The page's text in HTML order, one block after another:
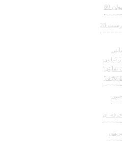
جوهر استامپ معمولی 60
جوهر استامپ فلورسنت 28
شاینی
شاینی
دار
ای